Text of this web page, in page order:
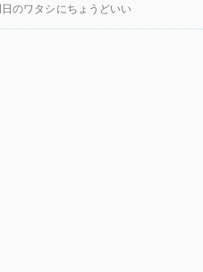
のワタシにちょうどいい